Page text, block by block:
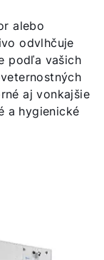
alebo
odvlhčuje
podľa vašich
aj vonkajšie
a hygienické